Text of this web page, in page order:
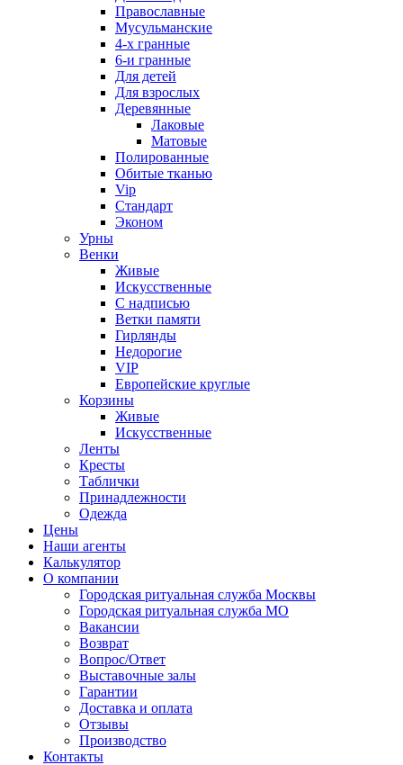
Православные
Мусульманские
4-х гранные
6-и гранные
Для детей
Для взрослых
Деревянные
Лаковые
Матовые
Полированные
Обитые тканью
Vip
Стандарт
Эконом
Урны
Венки
Живые
Искусственные
С надписью
Ветки памяти
Гирлянды
Недорогие
VIP
Европейские круглые
Корзины
Живые
Искусственные
Ленты
Кресты
Таблички
Принадлежности
Одежда
Цены
Наши агенты
Калькулятор
О компании
Городская ритуальная служба Москвы
Городская ритуальная служба МО
Вакансии
Возврат
Вопрос/Ответ
Выставочные залы
Гарантии
Доставка и оплата
Отзывы
Производство
Контакты